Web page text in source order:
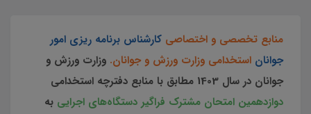
منابع تخصصی و اختصاصی کارشناس برنامه ریزی امور
جوانان استخدامی وزارت ورزش و جوانان. وزارت ورزش و
جوانان در سال 1403 مطابق با منابع دفترچه استخدامی
دوازدهمین امتحان مشترک فراگیر دستگاه‌های اجرایی به